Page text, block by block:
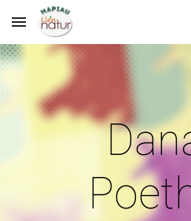
Skip to main content